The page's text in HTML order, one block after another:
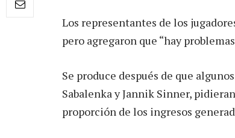
Los representantes de los
pero agregaron que “hay
Se produce después de que
Sabalenka y Jannik Sinner,
proporción de los ingresos